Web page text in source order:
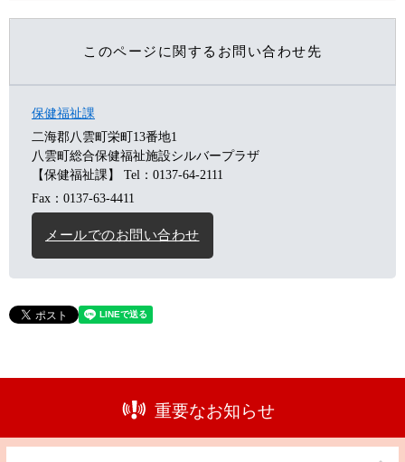
このページに関するお問い合わせ先
保健福祉課
二海郡八雲町栄町13番地1
八雲町総合保健福祉施設シルバープラザ
【保健福祉課】
Tel：0137-64-2111
Fax：0137-63-4411
メールでのお問い合わせ
重要なお知らせ